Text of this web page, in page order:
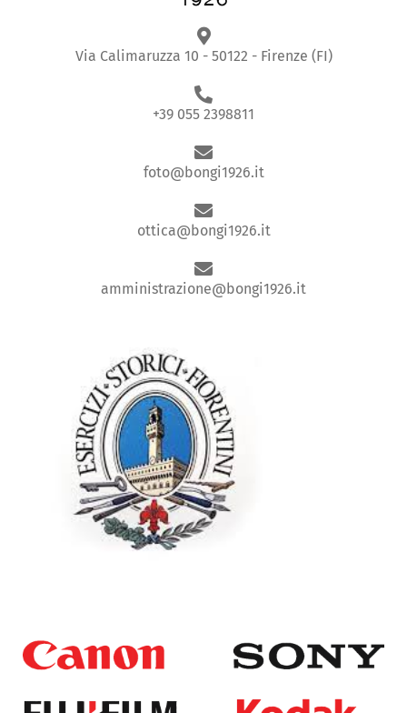
Via Calimaruzza 10 - 50122 - Firenze (FI)
+39 055 2398811
foto@bongi1926.it
ottica@bongi1926.it
amministrazione@bongi1926.it